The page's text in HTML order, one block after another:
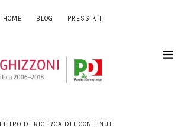
HOME BLOG PRESS KIT
FILTRO DI RICERCA DEI CONTENUTI